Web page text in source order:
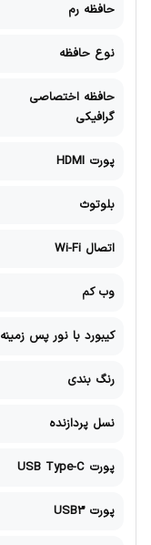
حافظه رم
نوع حافظه
حافظه اختصاصی
گرافیکی
پورت HDMI
بلوتوث
اتصال Wi-Fi
وب کم
کیبورد با نور پس زمینه
رنگ بندی
نسل پردازنده
پورت USB Type-C
پورت USB3